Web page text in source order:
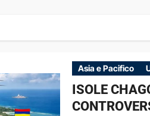
Asia e Pacifico
ISOLE